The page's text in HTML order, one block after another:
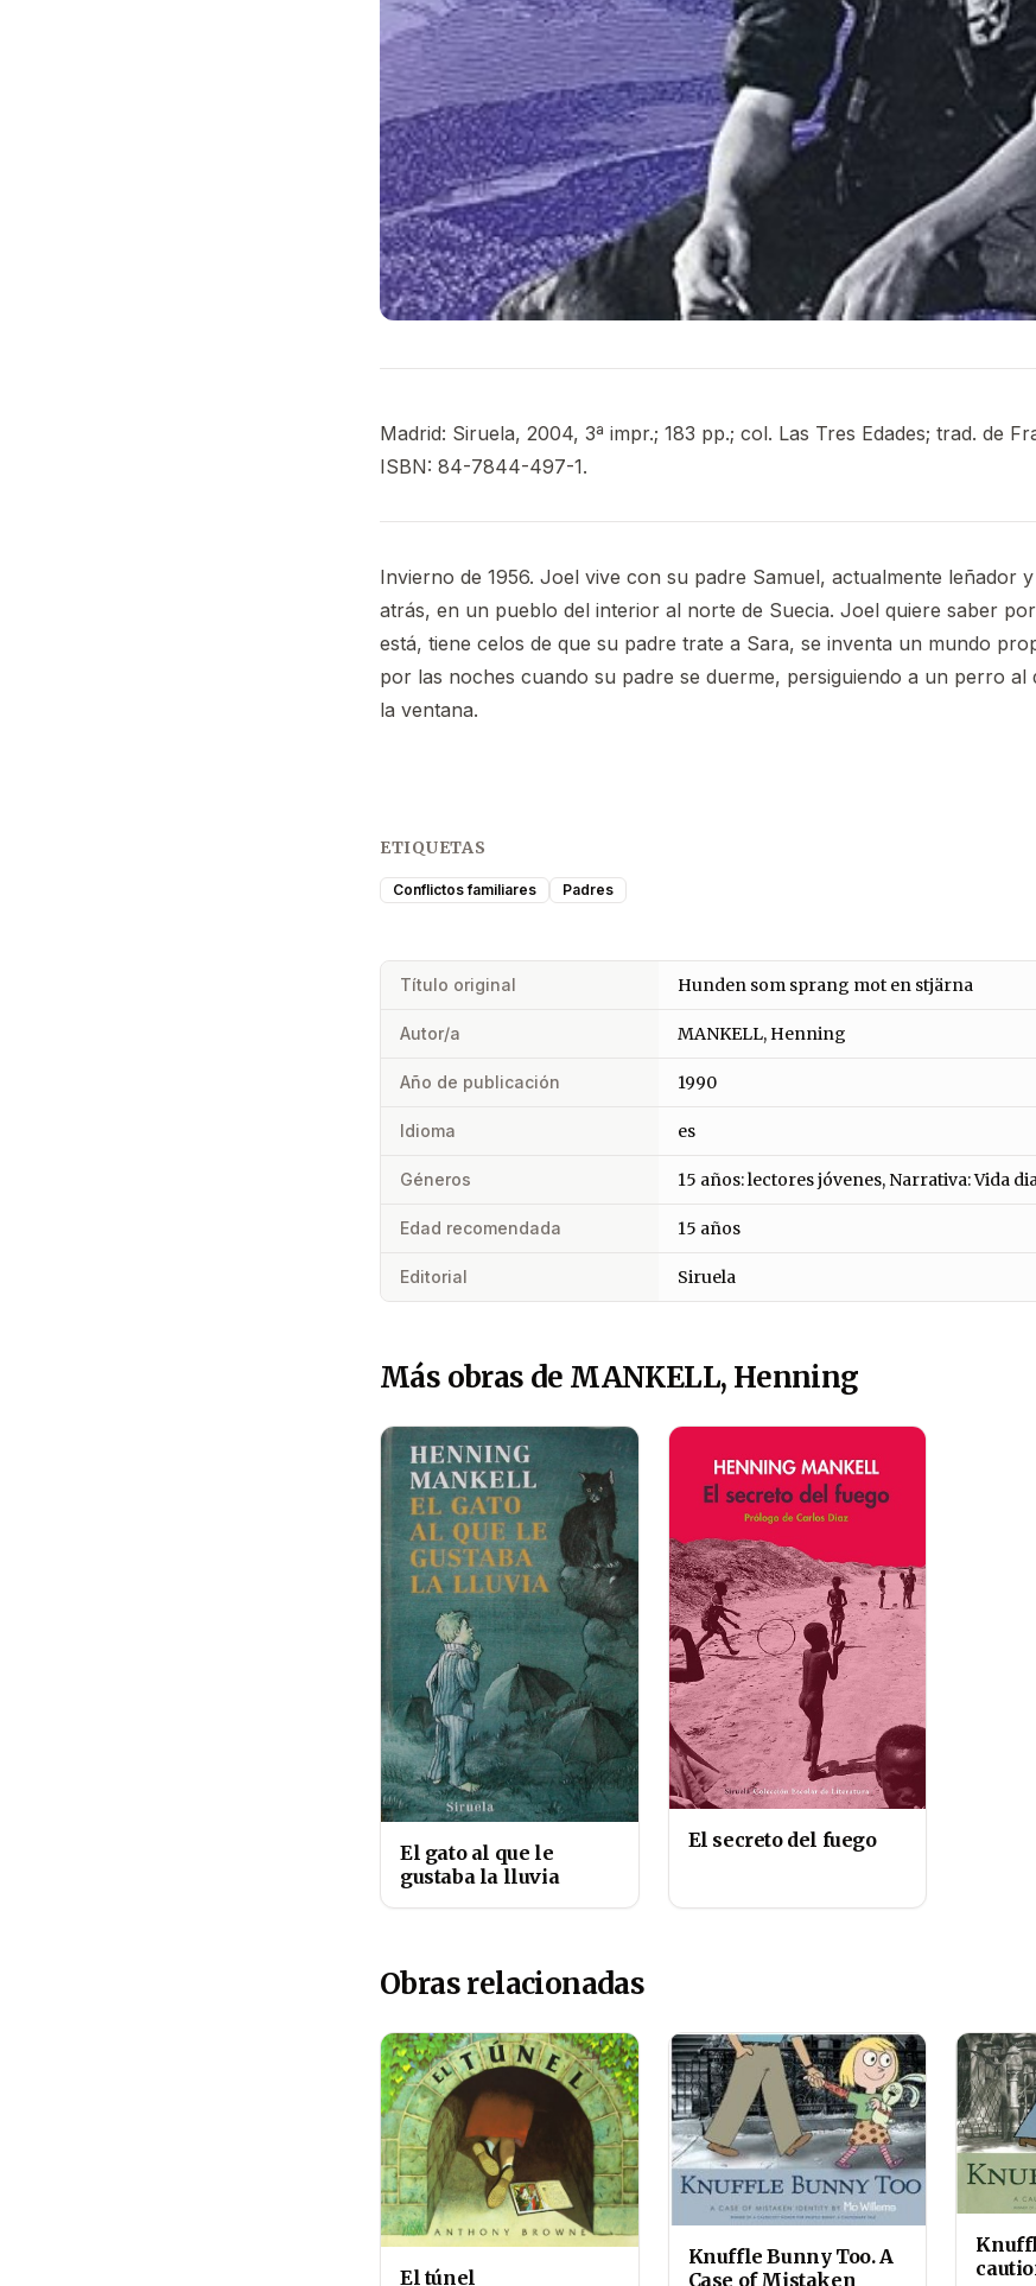
Madrid: Siruela, 2004, 3ª impr.; 183 pp.; col. Las Tres Edades; trad. de
ISBN: 84-7844-497-1.
Invierno de 1956. Joel vive con su padre Samuel, actualmente leñador
atrás, en un pueblo del interior al norte de Suecia. Joel quiere saber
está, tiene celos de que su padre trate a Sara, se inventa un mundo
por las noches cuando su padre se duerme, persiguiendo a un perro al
la ventana.
ETIQUETAS
Conflictos familiares Padres
Título original Hunden som sprang mot en stjärna
Autor/a MANKELL, Henning
Año de publicación 1990
Idioma es
Géneros 15 años: lectores jóvenes, Narrativa: Vida
Edad recomendada 15 años
Editorial Siruela
Más obras de MANKELL, Henning
El gato al que le
gustaba la lluvia
El secreto del fuego
Obras relacionadas
El túnel
Knuffle Bunny Too. A
Case of Mistaken